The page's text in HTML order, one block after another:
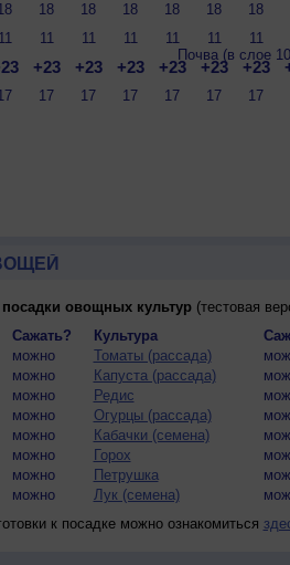
11
18
11
18
11
18
11
18
11
18
11
18
11
Почва (в слое
+23
17
+23
17
+23
17
+23
17
+23
17
+23
17
овощных культур(тестовая
Сажать? Культура
можно Томаты (рассада)
можно Капуста (рассада)
можно Редис
можно Огурцы (рассада)
можно Кабачки (семена)
можно Горох
можно Петрушка
можно Лук (семена)
к посадке можно ознакомиться